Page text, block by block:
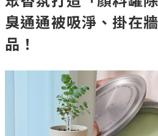
臭通通被吸淨、掛在
品！